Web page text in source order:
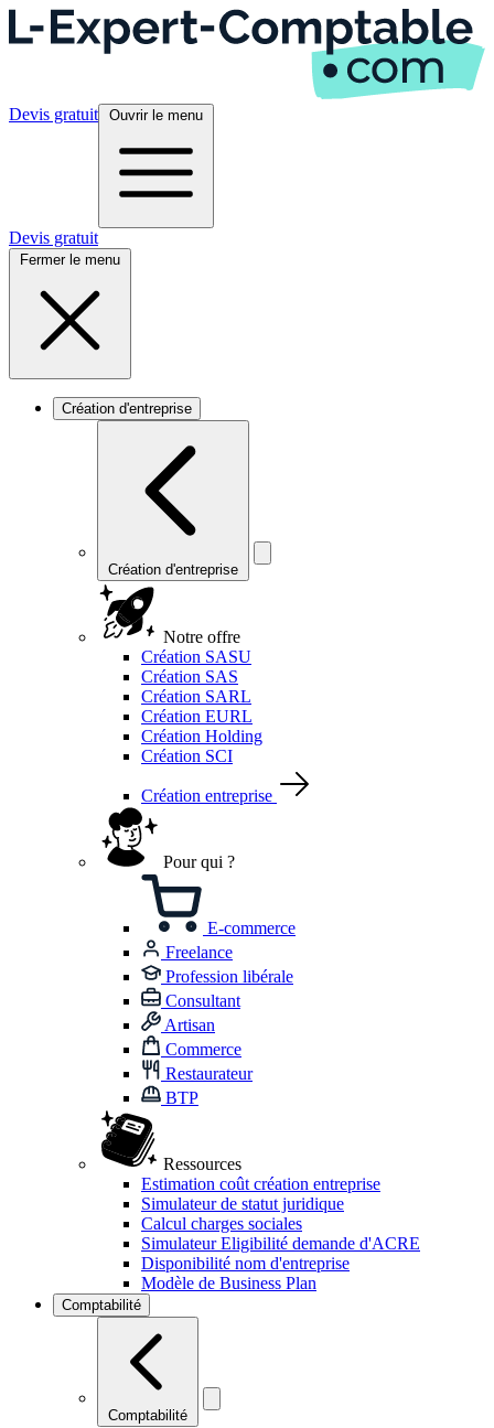
Devis gratuit Ouvrir le menu
Devis gratuit
Fermer le menu
Création d'entreprise
Création d'entreprise
Notre offre
Création SASU
Création SAS
Création SARL
Création EURL
Création Holding
Création SCI
Création entreprise
Pour qui ?
E-commerce
Freelance
Profession libérale
Consultant
Artisan
Commerce
Restaurateur
BTP
Ressources
Estimation coût création entreprise
Simulateur de statut juridique
Calcul charges sociales
Simulateur Eligibilité demande d'ACRE
Disponibilité nom d'entreprise
Modèle de Business Plan
Comptabilité
Comptabilité